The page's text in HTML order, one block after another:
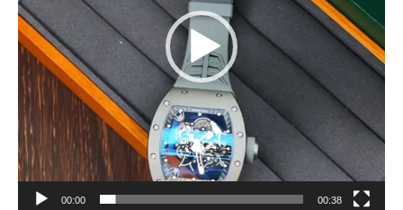
00:00 00:38